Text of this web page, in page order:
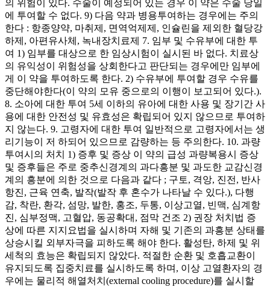
의 위험이 있다. 수술이 예정되어 있는 경우 이 약은 수술 당일
에 투여할 수 없다. 9) 다음 약과 병용투여하는 경우에는 주의
한다 : 항종양약, 마취제, 면역억제제, 인슐린을 제외한 혈당강
하제, 아편유사체, 녹내장치료제 7. 임부 및 수유부에 대한 투
여 1) 임부를 대상으로 한 임상시험이 실시된 바 없다. 치료상
의 유익성이 위험성을 상회한다고 판단되는 경우에만 임부에
게 이 약을 투여하도록 한다. 2) 수유부에 투여할 경우 수유를
중단해야한다(이 약의 모유 중으로의 이행이 보고되어 있다.).
8. 소아에 대한 투여 5세 이하의 유아에 대한 사용 및 장기간 사
용에 대한 안전성 및 유효성은 확립되어 있지 않으므로 투여하
지 않는다. 9. 고령자에 대한 투여 일반적으로 고령자에서는 생
리기능이 저 하되어 있으므로 감량하는 등 주의한다. 10. 과량
투여시의 처치 1) 증후 및 증상 이 약의 급성 과량복용시 증상
및 증후들은 주로 중추신경계의 과다흥분 및 과도한 교감신경
계의 흥분에 의한 것으로 다음과 같다 ; 구토, 격앙, 진전, 반사
항진, 근육 연축, 발작(발작 후 혼수가 나타날 수 있다.), 다행
감, 착란, 환각, 섬망, 발한, 홍조, 두통, 이상고열, 빈맥, 심계항
진, 심부정맥, 고혈압, 동공확대, 점막 건조 2) 권장 처치법 증
상에 따른 지지요법을 실시하며 자해 및 기존의 과흥분 상태를
상승시킬 외부자극을 피하도록 해야 한다. 활성탄, 하제 및 위
세척의 효능은 확립되지 않았다. 적절한 순환 및 호흡교환이
유지되도록 집중치료를 실시하도록 하며, 이상 고열환자의 경
우에는 물리적 해열처치(external cooling procedure)를 실시할